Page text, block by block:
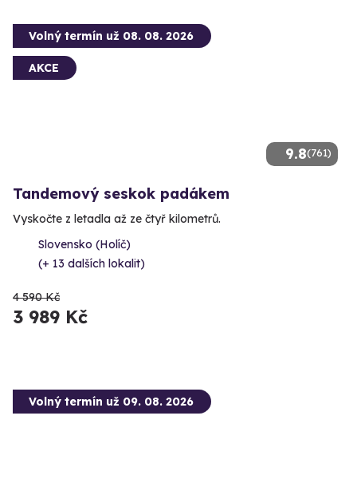
9.8(761)
Volný termín už 08. 08. 2026
AKCE
Tandemový seskok padákem
Vyskočte z letadla až ze čtyř kilometrů.
Slovensko (Holíč)
(+ 13 dalších lokalit)
4 590 Kč
3 989 Kč
Volný termín už 09. 08. 2026